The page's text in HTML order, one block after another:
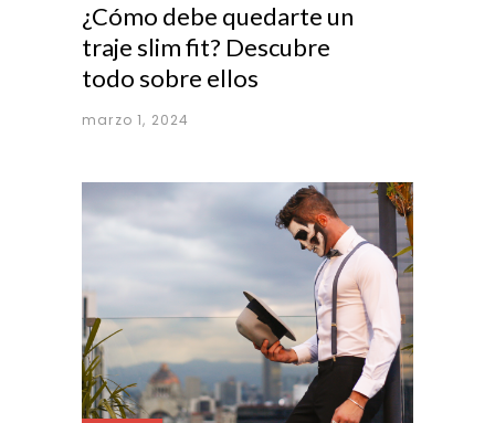
¿Cómo debe quedarte un
traje slim fit? Descubre
todo sobre ellos
marzo 1, 2024